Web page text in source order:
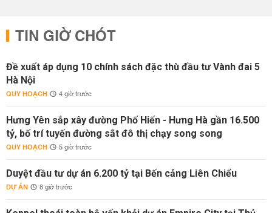
TIN GIỜ CHÓT
Đề xuất áp dụng 10 chính sách đặc thù đầu tư Vành đai 5
Hà Nội
QUY HOẠCH 4 giờ trước
Hưng Yên sắp xây đường Phố Hiến - Hưng Hà gần 16.500
tỷ, bố trí tuyến đường sắt đô thị chạy song song
QUY HOẠCH 5 giờ trước
Duyệt đầu tư dự án 6.200 tỷ tại Bến cảng Liên Chiểu
DỰ ÁN 8 giờ trước